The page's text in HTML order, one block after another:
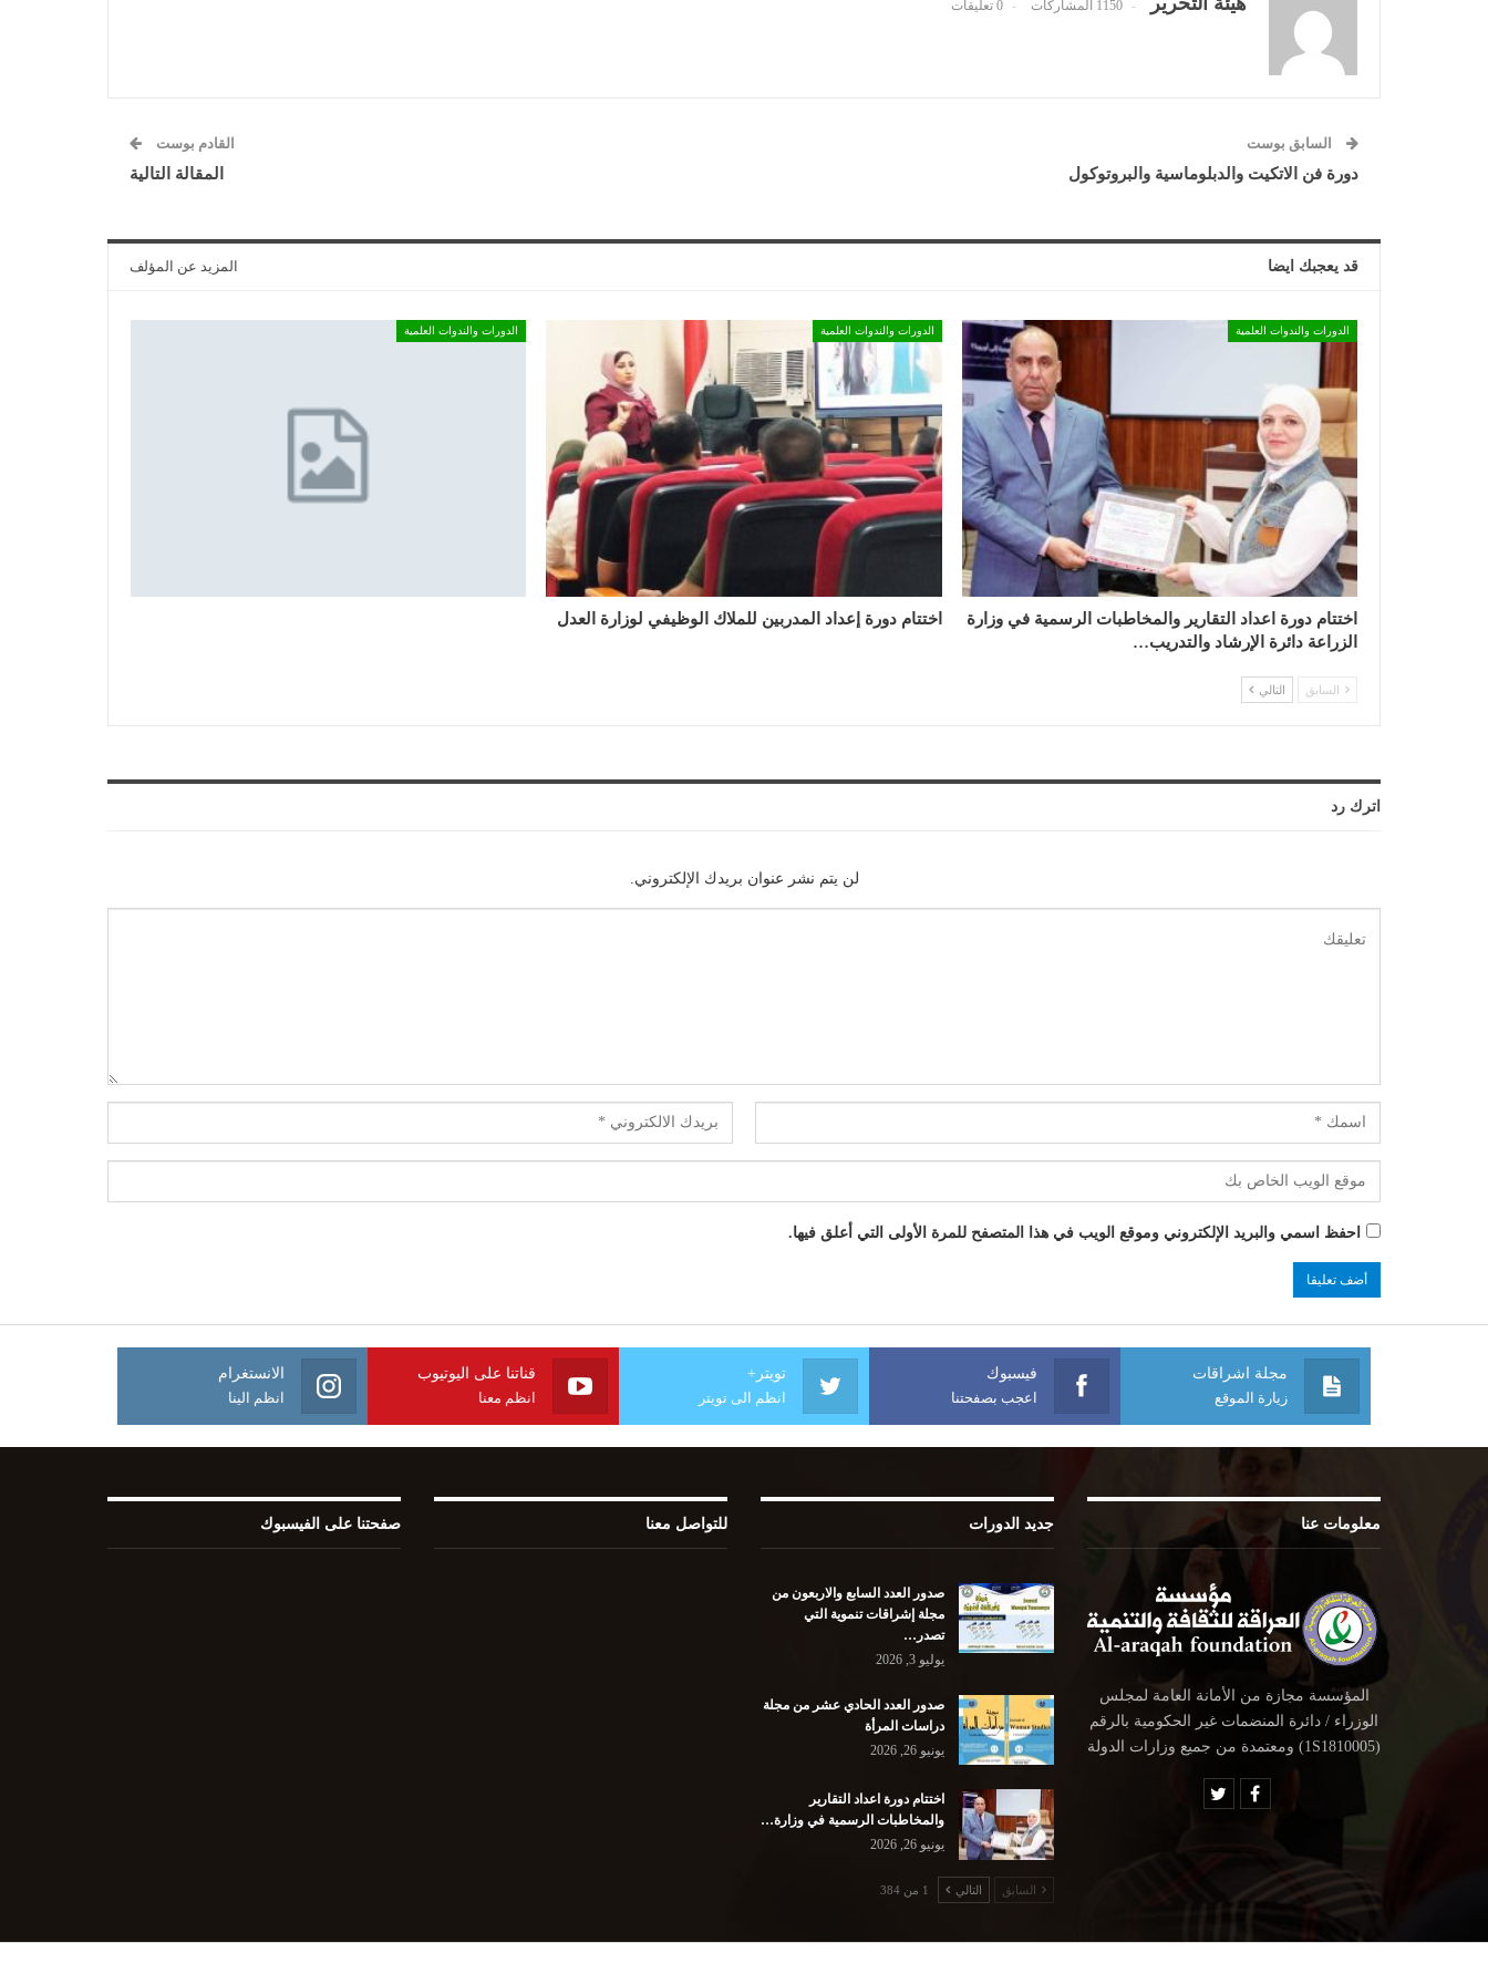
1150 المشاركات 0 تعليقات
السابق بوست
دورة فن الاتكيت والدبلوماسية والبروتوكول
القادم بوست
المقالة التالية
قد يعجبك ايضا المزيد عن المؤلف
الدورات والندوات العلمية
اختتام دورة اعداد التقارير والمخاطبات الرسمية في وزارة
الزراعة دائرة الإرشاد والتدريب…
الدورات والندوات العلمية
اختتام دورة إعداد المدربين للملاك الوظيفي لوزارة العدل
الدورات والندوات العلمية
السابق التالي
اترك رد
لن يتم نشر عنوان بريدك الإلكتروني.
احفظ اسمي والبريد الإلكتروني وموقع الويب في هذا المتصفح للمرة الأولى التي أعلق فيها.
مجلة اشراقات
زيارة الموقع
فيسبوك
اعجب بصفحتنا
تويتر+
انظم الى تويتر
قناتنا على اليوتيوب
انظم معنا
الانستغرام
انظم الينا
معلومات عنا
المؤسسة مجازة من الأمانة العامة لمجلس
الوزراء / دائرة المنضمات غير الحكومية بالرقم
(1S1810005) ومعتمدة من جميع وزارات الدولة
جديد الدورات
صدور العدد السابع والاربعون من
مجلة إشراقات تنموية التي
تصدر…
يوليو 3, 2026
صدور العدد الحادي عشر من مجلة
دراسات المرأة
يونيو 26, 2026
اختتام دورة اعداد التقارير
والمخاطبات الرسمية في وزارة…
يونيو 26, 2026
السابق التالي 1 من 384
للتواصل معنا صفحتنا على الفيسبوك